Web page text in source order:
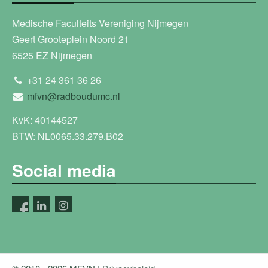
Medische Faculteits Vereniging Nijmegen
Geert Grooteplein Noord 21
6525 EZ Nijmegen
+31 24 361 36 26
mfvn@radboudumc.nl
KvK: 40144527
BTW: NL0065.33.279.B02
Social media